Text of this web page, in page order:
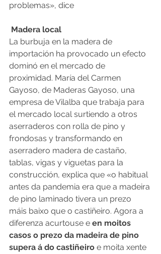
problemas», dice
Madera local
La burbuja en la madera de
importación ha provocado un efecto
dominó en el mercado de
proximidad. María del Carmen
Gayoso, de Maderas Gayoso, una
empresa de Vilalba que trabaja para
el mercado local surtiendo a otros
aserraderos con rolla de pino y
frondosas y transformando en
aserradero madera de castaño,
tablas, vigas y viguetas para la
construcción, explica que «o habitual
antes da pandemia era que a madeira
de pino laminado tivera un prezo
máis baixo que o castiñeiro. Agora a
diferenza acurtouse e en moitos
casos o prezo da madeira de pino
supera á do castiñeiro e moita xente